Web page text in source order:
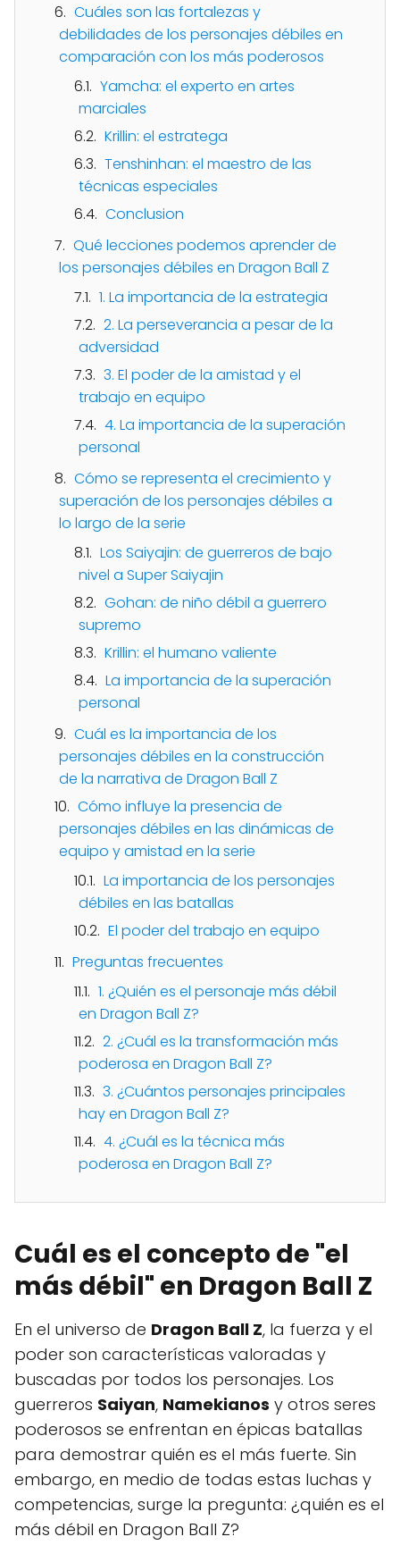
Cuáles son las fortalezas y
debilidades de los personajes débiles en
comparación con los más poderosos
Yamcha: el experto en artes
marciales
Krillin: el estratega
Tenshinhan: el maestro de las
técnicas especiales
Conclusion
Qué lecciones podemos aprender de
los personajes débiles en Dragon Ball Z
1. La importancia de la estrategia
2. La perseverancia a pesar de la
adversidad
3. El poder de la amistad y el
trabajo en equipo
4. La importancia de la superación
personal
Cómo se representa el crecimiento y
superación de los personajes débiles a
lo largo de la serie
Los Saiyajin: de guerreros de bajo
nivel a Super Saiyajin
Gohan: de niño débil a guerrero
supremo
Krillin: el humano valiente
La importancia de la superación
personal
Cuál es la importancia de los
personajes débiles en la construcción
de la narrativa de Dragon Ball Z
Cómo influye la presencia de
personajes débiles en las dinámicas de
equipo y amistad en la serie
La importancia de los personajes
débiles en las batallas
El poder del trabajo en equipo
Preguntas frecuentes
1. ¿Quién es el personaje más débil
en Dragon Ball Z?
2. ¿Cuál es la transformación más
poderosa en Dragon Ball Z?
3. ¿Cuántos personajes principales
hay en Dragon Ball Z?
4. ¿Cuál es la técnica más
poderosa en Dragon Ball Z?
Cuál es el concepto de "el
más débil" en Dragon Ball Z
En el universo de Dragon Ball Z, la fuerza y el
poder son características valoradas y
buscadas por todos los personajes. Los
guerreros Saiyan, Namekianos y otros seres
poderosos se enfrentan en épicas batallas
para demostrar quién es el más fuerte. Sin
embargo, en medio de todas estas luchas y
competencias, surge la pregunta: ¿quién es el
más débil en Dragon Ball Z?